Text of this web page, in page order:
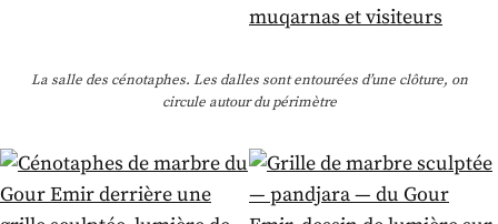
La salle des cénotaphes. Les dalles sont entourées d’une clôture, on
circule autour du périmètre